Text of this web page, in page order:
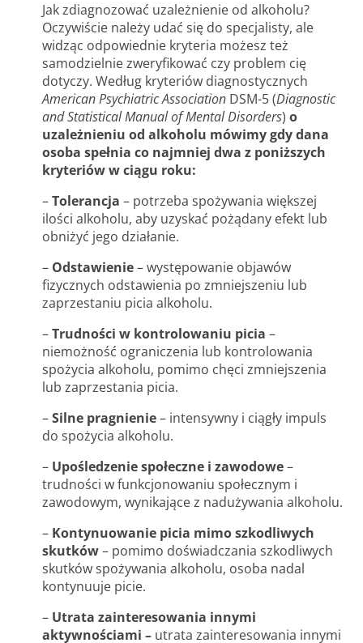
Jak zdiagnozować uzależnienie od alkoholu?
Oczywiście należy udać się do specjalisty, ale
widząc odpowiednie kryteria możesz też
samodzielnie zweryfikować czy problem cię
dotyczy. Według kryteriów diagnostycznych
American Psychiatric Association DSM-5 (Diagnostic
and Statistical Manual of Mental Disorders)o
uzależnieniu od alkoholu mówimy gdy dana
osoba spełnia co najmniej dwa z poniższych
kryteriów w ciągu roku:
–Tolerancja– potrzeba spożywania większej
ilości alkoholu, aby uzyskać pożądany efekt lub
obniżyć jego działanie.
– Odstawienie– występowanie objawów
fizycznych odstawienia po zmniejszeniu lub
zaprzestaniu picia alkoholu.
–Trudności w kontrolowaniu picia–
niemożność ograniczenia lub kontrolowania
spożycia alkoholu, pomimo chęci zmniejszenia
lub zaprzestania picia.
–Silne pragnienie– intensywny i ciągły impuls
do spożycia alkoholu.
– Upośledzenie społeczne i zawodowe–
trudności w funkcjonowaniu społecznym i
zawodowym, wynikające z nadużywania alkoholu.
– Kontynuowanie picia mimo szkodliwych
skutków– pomimo doświadczania szkodliwych
skutków spożywania alkoholu, osoba nadal
kontynuuje picie.
– Utrata zainteresowania innymi
aktywnościami – utrata zainteresowania innymi